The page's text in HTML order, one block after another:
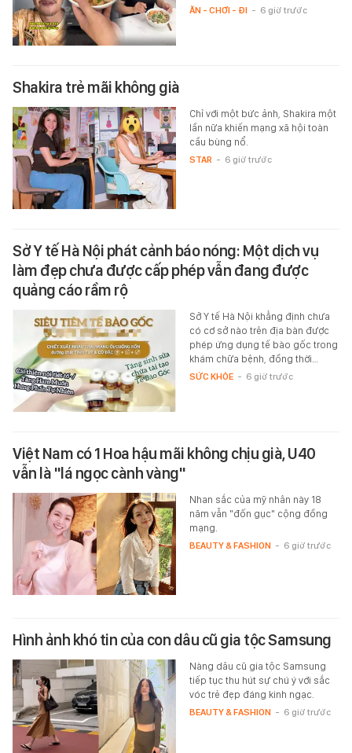
ĂN - CHƠI - ĐI - 6 giờ trước
Shakira trẻ mãi không già
Chỉ với một bức ảnh, Shakira một
lần nữa khiến mạng xã hội toàn
cầu bùng nổ.
STAR - 6 giờ trước
Sở Y tế Hà Nội phát cảnh báo nóng: Một dịch vụ
làm đẹp chưa được cấp phép vẫn đang được
quảng cáo rầm rộ
Sở Y tế Hà Nội khẳng định chưa
có cơ sở nào trên địa bàn được
phép ứng dụng tế bào gốc trong
khám chữa bệnh, đồng thời…
SỨC KHỎE - 6 giờ trước
Việt Nam có 1 Hoa hậu mãi không chịu già, U40
vẫn là "lá ngọc cành vàng"
Nhan sắc của mỹ nhân này 18
năm vẫn "đốn gục" cộng đồng
mạng.
BEAUTY & FASHION - 6 giờ trước
Hình ảnh khó tin của con dâu cũ gia tộc Samsung
Nàng dâu cũ gia tộc Samsung
tiếp tục thu hút sự chú ý với sắc
vóc trẻ đẹp đáng kinh ngạc.
BEAUTY & FASHION - 6 giờ trước